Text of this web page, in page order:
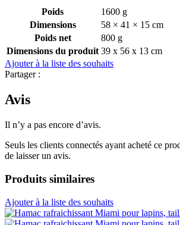
Poids
1600 g
Dimensions
58 × 41 × 15 cm
Poids net
800 g
Dimensions du produit 39 x 56 x 13 cm
Ajouter à la liste des souhaits
Partager :
Avis
Il n’y a pas encore d’avis.
Seuls les clients connectés ayant acheté ce
de laisser un avis.
Produits similaires
Ajouter à la liste des souhaits